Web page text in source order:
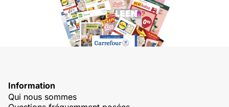
Information
Qui nous sommes